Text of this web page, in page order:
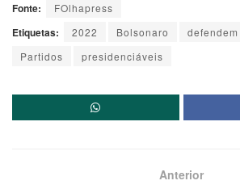
Fonte: FOlhapress
Etiquetas: 2022 Bolsonaro defendem
Partidos
presidenciáveis
Anterior